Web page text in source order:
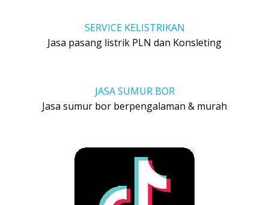
SERVICE KELISTRIKAN
Jasa pasang listrik PLN dan Konsleting
JASA SUMUR BOR
Jasa sumur bor berpengalaman & murah